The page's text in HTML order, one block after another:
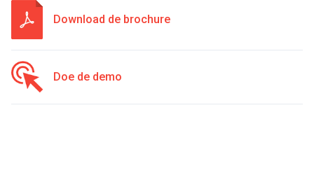
Download de brochure
Doe de demo